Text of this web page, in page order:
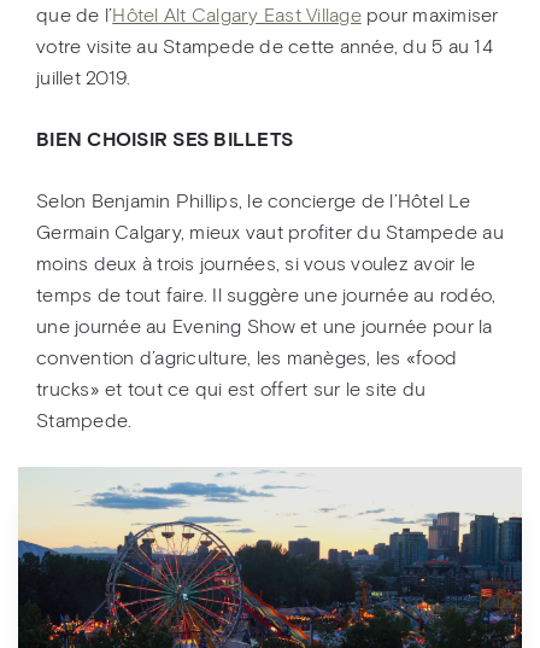
que de l’Hôtel Alt Calgary East Villagepour maximiser
votre visite au Stampede de cette année, du 5 au 14
juillet 2019.
BIEN CHOISIR SES BILLETS
Selon Benjamin Phillips, le concierge de l’Hôtel Le
Germain Calgary, mieux vaut profiter du Stampede au
moins deux à trois journées, si vous voulez avoir le
temps de tout faire. Il suggère une journée au rodéo,
une journée au Evening Show et une journée pour la
convention d’agriculture, les manèges, les «food
trucks» et tout ce qui est offert sur le site du
Stampede.